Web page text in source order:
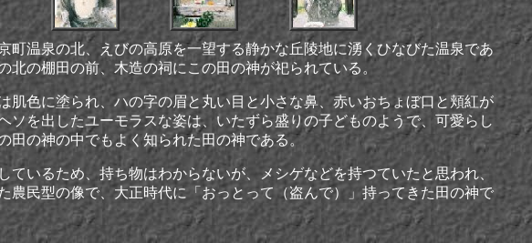
町温泉の北、えびの高原を一望する静かな丘陵地に湧くひなびた温泉であ
北の棚田の前、木造の祠にこの田の神が祀られている。
色に塗られ、ハの字の眉と丸い目と小さな鼻、赤いおちょぼ口と頬紅が
ソを出したユーモラスな姿は、いたずら盛りの子どものようで、可愛らし
田の神の中でもよく知られた田の神である。
いるため、持ち物はわからないが、メシゲなどを持つていたと思われ、
農民型の像で、大正時代に「おっとって（盗んで）」持ってきた田の神で